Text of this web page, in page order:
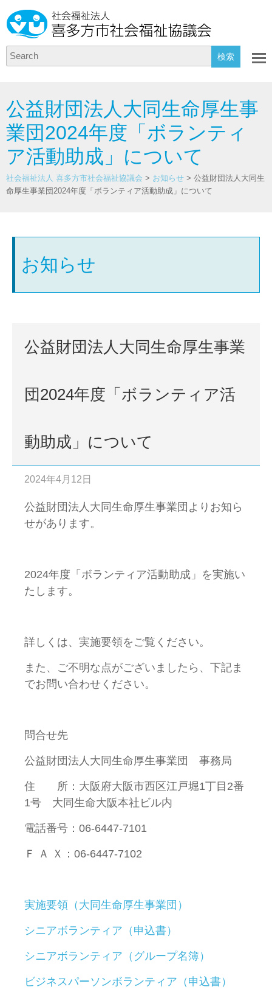
Search
公益財団法人大同生命厚生事
業団2024年度「ボランティ
ア活動助成」について
社会福祉法人 喜多方市社会福祉協議会 > お知らせ > 公益財団法人大同生
命厚生事業団2024年度「ボランティア活動助成」について
お知らせ
公益財団法人大同生命厚生事業
団2024年度「ボランティア活
動助成」について
2024年4月12日
公益財団法人大同生命厚生事業団よりお知ら
せがあります。
2024年度「ボランティア活動助成」を実施い
たします。
詳しくは、実施要領をご覧ください。
また、ご不明な点がございましたら、下記ま
でお問い合わせください。
問合せ先
公益財団法人大同生命厚生事業団 事務局
住 所：大阪府大阪市西区江戸堀1丁目2番
1号 大同生命大阪本社ビル内
電話番号：06-6447-7101
Ｆ Ａ Ｘ：06-6447-7102
実施要領（大同生命厚生事業団）
シニアボランティア（申込書）
シニアボランティア（グループ名簿）
ビジネスパーソンボランティア（申込書）